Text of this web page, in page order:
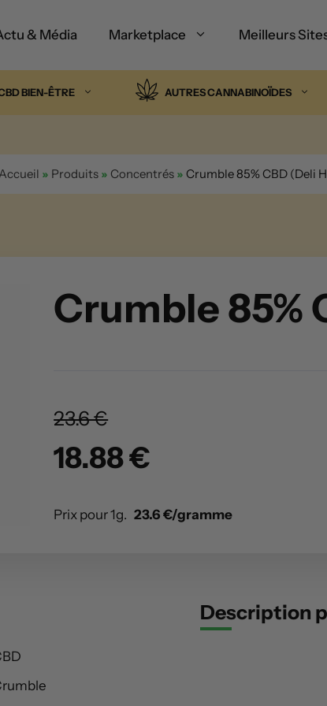
& Média Marketplace Meilleurs
BIEN-ÊTRE AUTRES CANNABINOÏDES
Accueil » Produits» Concentrés» Crumble 85% CBD (Deli
Crumble 85%
23.6 €
18.88 €
Prix pour 1g.23.6 €/gramme
Description